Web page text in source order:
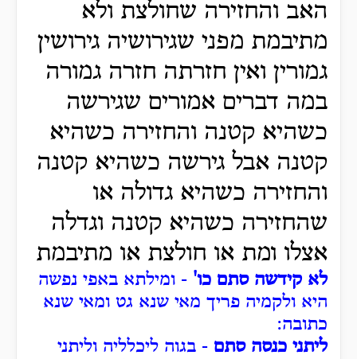
האב והחזירה שחולצת ולא
מתיבמת מפני שגירושיה גירושין
גמורין ואין חזרתה חזרה גמורה
במה דברים אמורים שגירשה
כשהיא קטנה והחזירה כשהיא
קטנה אבל גירשה כשהיא קטנה
והחזירה כשהיא גדולה או
שהחזירה כשהיא קטנה וגדלה
אצלו ומת או חולצת או מתיבמת
לא קידשה סתם כו' - ומילתא באפי נפשה
היא ולקמיה פריך מאי שנא גט ומאי שנא
כתובה:
ליתני כנסה סתם - בגוה ליכלליה וליתני